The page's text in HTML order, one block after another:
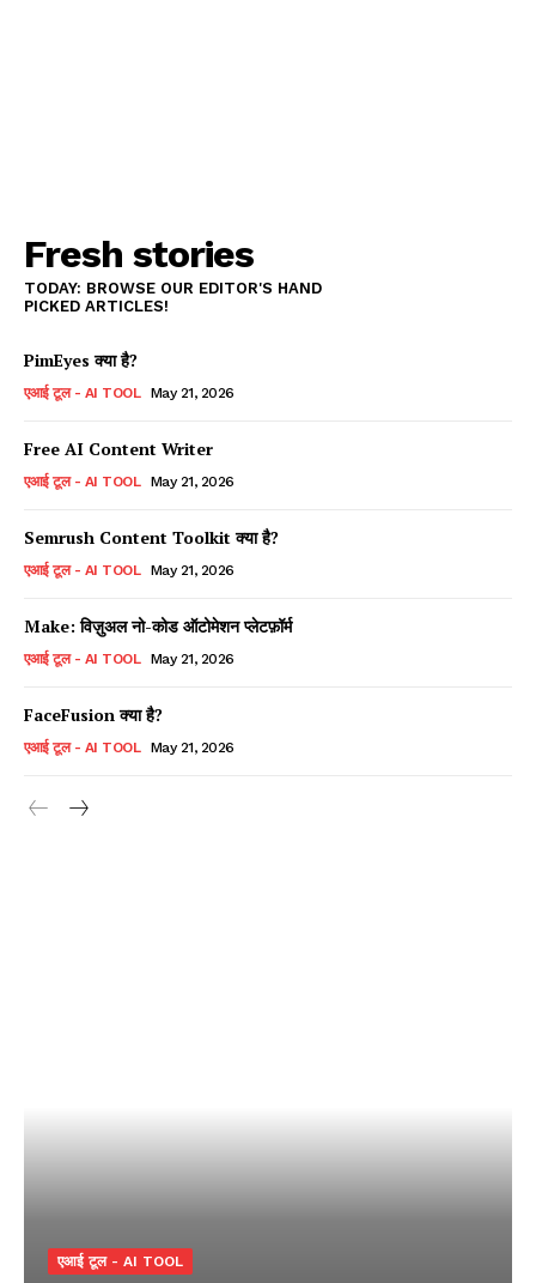
Fresh stories
TODAY: BROWSE OUR EDITOR'S HAND
PICKED ARTICLES!
PimEyes क्या है?
एआई टूल - AI TOOL May 21, 2026
Free AI Content Writer
एआई टूल - AI TOOL May 21, 2026
Semrush Content Toolkit क्या है?
एआई टूल - AI TOOL May 21, 2026
Make: विज़ुअल नो-कोड ऑटोमेशन प्लेटफ़ॉर्म
एआई टूल - AI TOOL May 21, 2026
FaceFusion क्या है?
एआई टूल - AI TOOL May 21, 2026
एआई टूल - AI TOOL